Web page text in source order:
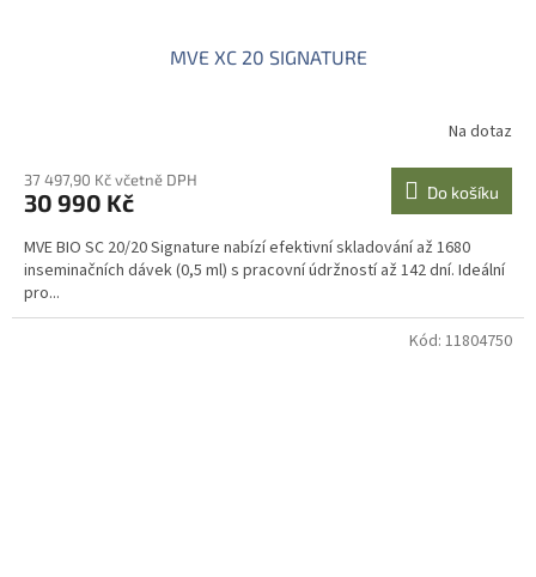
MVE XC 20 SIGNATURE
Na dotaz
37 497,90 Kč včetně DPH
30 990 Kč Do košíku
MVE BIO SC 20/20 Signature nabízí efektivní skladování až 1680
inseminačních dávek (0,5 ml) s pracovní údržností až 142 dní. Ideální
pro...
Kód: 11804750